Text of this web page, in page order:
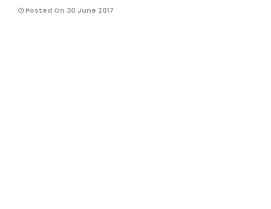
Posted On 30 June 2017